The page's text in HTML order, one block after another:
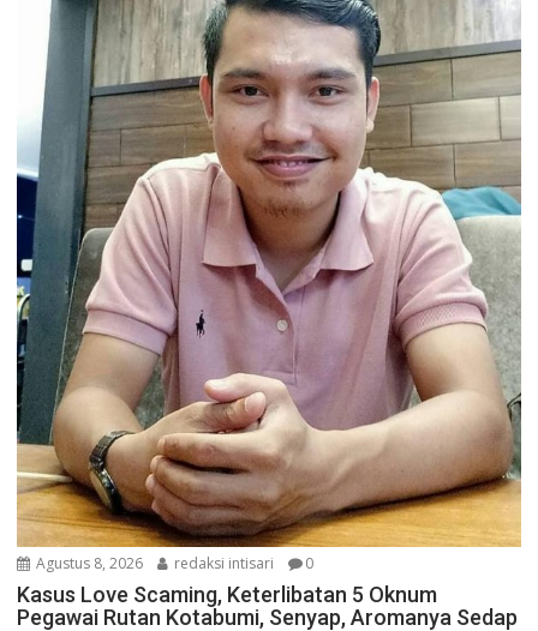
Agustus 8, 2026 redaksi intisari 0
Kasus Love Scaming, Keterlibatan 5 Oknum
Pegawai Rutan Kotabumi, Senyap, Aromanya Sedap